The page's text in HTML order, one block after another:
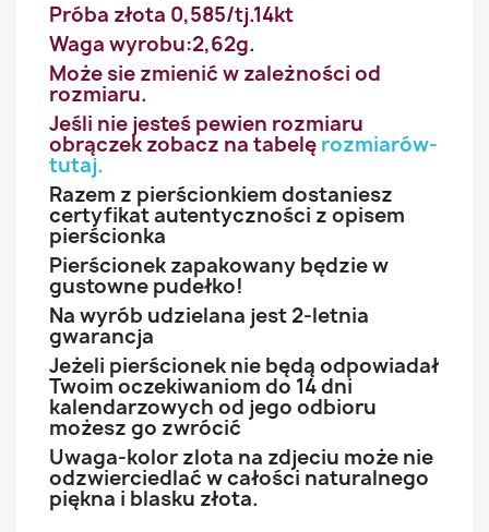
Próba złota 0,585/tj.14kt
Waga wyrobu:2,62g.
Może sie zmienić w zależności od
rozmiaru.
Jeśli nie jesteś pewien rozmiaru
obrączek zobacz na tabelę rozmiarów-
tutaj.
Razem z pierścionkiem dostaniesz
certyfikat autentyczności z opisem
pierścionka
Pierścionek zapakowany będzie w
gustowne pudełko!
Na wyrób udzielana jest 2-letnia
gwarancja
Jeżeli pierścionek nie będą odpowiadał
Twoim oczekiwaniom do 14 dni
kalendarzowych od jego odbioru
możesz go zwrócić
Uwaga-kolor zlota na zdjeciu może nie
odzwierciedlać w całości naturalnego
piękna i blasku złota.